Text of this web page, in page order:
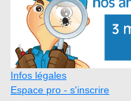
Infos légales
Espace pro - s'inscrire